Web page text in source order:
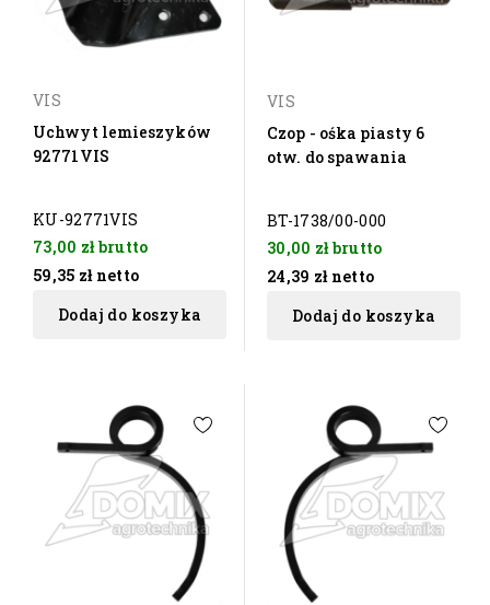
VIS
Uchwyt lemieszyków
92771VIS
KU-92771VIS
73,00 złbrutto
59,35 zł netto
Dodaj do koszyka
VIS
Czop - ośka piasty 6
otw. do spawania
BT-1738/00-000
30,00 złbrutto
24,39 zł netto
Dodaj do koszyka